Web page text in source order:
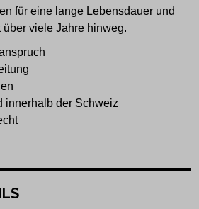
für eine lange Lebensdauer und
viele Jahre hinweg.
innerhalb der Schweiz